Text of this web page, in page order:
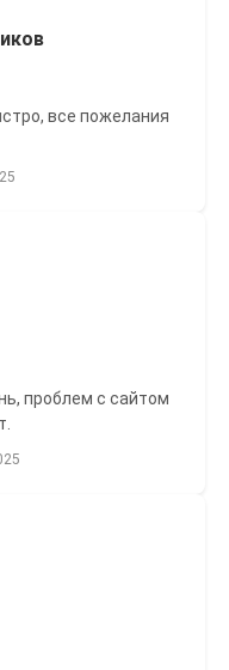
все пожелания
проблем с сайтом